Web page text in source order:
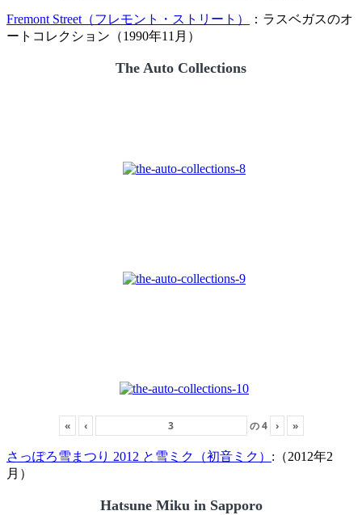
Fremont Street（フレモント・ストリート）
：ラスベガスのオ
ートコレクション（1990年11月）
The Auto Collections
« ‹ の4 › »
さっぽろ雪まつり 2012 と雪ミク（初音ミク） :（2012年2
月）
Hatsune Miku in Sapporo